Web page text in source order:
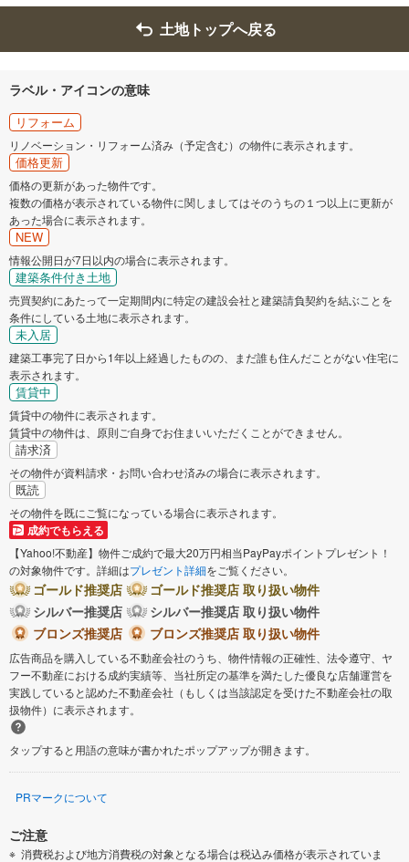
土地トップへ戻る
ラベル・アイコンの意味
リフォーム
リノベーション・リフォーム済み（予定含む）の物件に表示されます。
価格更新
価格の更新があった物件です。
複数の価格が表示されている物件に関しましてはそのうちの１つ以上に更新が
あった場合に表示されます。
NEW
情報公開日が7日以内の場合に表示されます。
建築条件付き土地
売買契約にあたって一定期間内に特定の建設会社と建築請負契約を結ぶことを
条件にしている土地に表示されます。
未入居
建築工事完了日から1年以上経過したものの、まだ誰も住んだことがない住宅に
表示されます。
賃貸中
賃貸中の物件に表示されます。
賃貸中の物件は、原則ご自身でお住まいいただくことができません。
請求済
その物件が資料請求・お問い合わせ済みの場合に表示されます。
既読
その物件を既にご覧になっている場合に表示されます。
成約でもらえる
【Yahoo!不動産】物件ご成約で最大20万円相当PayPayポイントプレゼント！
の対象物件です。詳細はプレゼント詳細をご覧ください。
ゴールド推奨店
ゴールド推奨店 取り扱い物件
シルバー推奨店
シルバー推奨店 取り扱い物件
ブロンズ推奨店
ブロンズ推奨店 取り扱い物件
広告商品を購入している不動産会社のうち、物件情報の正確性、法令遵守、ヤ
フー不動産における成約実績等、当社所定の基準を満たした優良な店舗運営を
実践していると認めた不動産会社（もしくは当該認定を受けた不動産会社の取
扱物件）に表示されます。
タップすると用語の意味が書かれたポップアップが開きます。
PRマークについて
ご注意
消費税および地方消費税の対象となる場合は税込み価格が表示されていま